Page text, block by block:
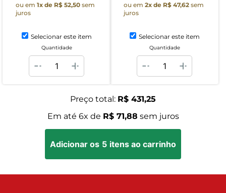
ou em 1x de R$ 52,50 sem
juros
Selecionar este item
Quantidade
ou em 2x de R$ 47,62 sem
juros
Selecionar este item
Quantidade
Preço total: R$ 431,25
Em até 6x de R$ 71,88 sem juros
Adicionar os 5 itens ao carrinho